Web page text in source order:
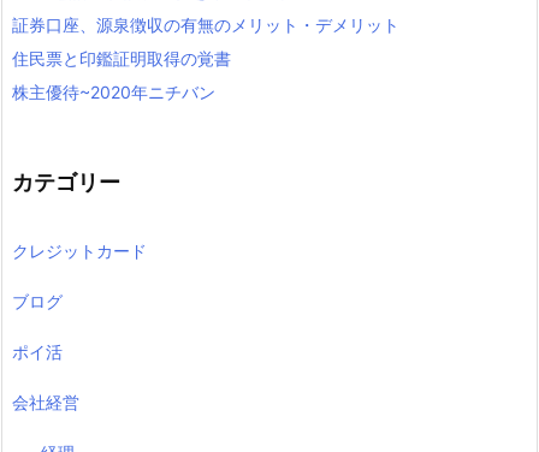
証券口座、源泉徴収の有無のメリット・デメリット
住民票と印鑑証明取得の覚書
株主優待~2020年ニチバン
カテゴリー
クレジットカード
ブログ
ポイ活
会社経営